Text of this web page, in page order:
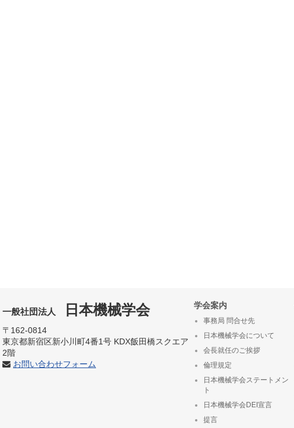
一般社団法人 日本機械学会
〒162-0814
東京都新宿区新小川町4番1号 KDX飯田橋スクエア
2階
お問い合わせフォーム
学会案内
事務局 問合せ先
日本機械学会について
会長就任のご挨拶
倫理規定
日本機械学会ステートメン
ト
日本機械学会DEI宣言
提言